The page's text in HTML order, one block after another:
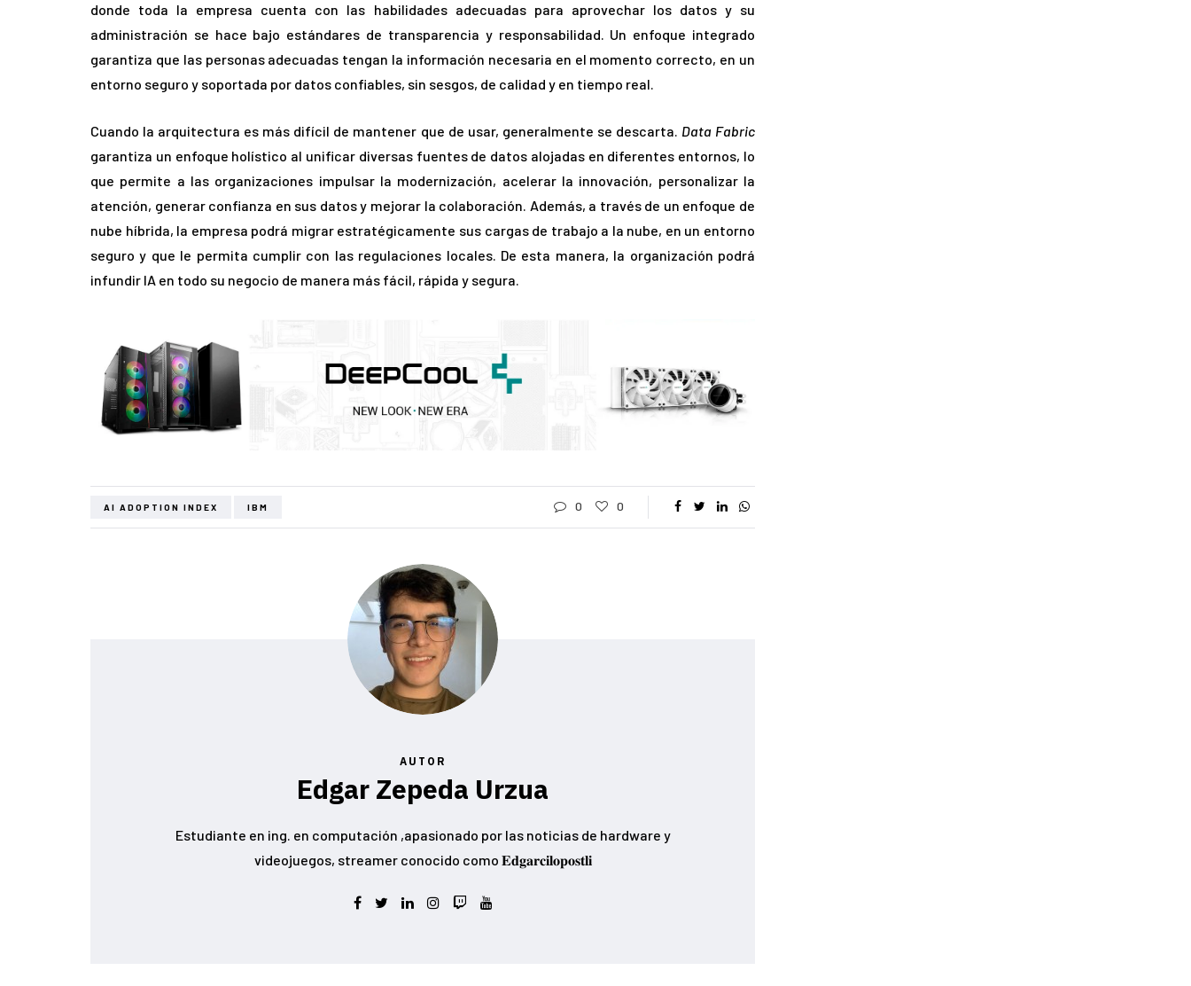
donde toda la empresa cuenta con las habilidades adecuadas para aprovechar los datos y su
administración se hace bajo estándares de transparencia y responsabilidad. Un enfoque integrado
garantiza que las personas adecuadas tengan la información necesaria en el momento correcto, en un
entorno seguro y soportada por datos confiables, sin sesgos, de calidad y en tiempo real.
Cuando la arquitectura es más difícil de mantener que de usar, generalmente se descarta. Data Fabric
garantiza un enfoque holístico al unificar diversas fuentes de datos alojadas en diferentes entornos, lo
que permite a las organizaciones impulsar la modernización, acelerar la innovación, personalizar la
atención, generar confianza en sus datos y mejorar la colaboración. Además, a través de un enfoque de
nube híbrida, la empresa podrá migrar estratégicamente sus cargas de trabajo a la nube, en un entorno
seguro y que le permita cumplir con las regulaciones locales. De esta manera, la organización podrá
infundir IA en todo su negocio de manera más fácil, rápida y segura.
AI ADOPTION INDEX IBM 0 0
AUTOR
Edgar Zepeda Urzua
Estudiante en ing. en computación ,apasionado por las noticias de hardware y
videojuegos, streamer conocido como 𝐄𝐝𝐠𝐚𝐫𝐜𝐢𝐥𝐨𝐩𝐨𝐬𝐭𝐥𝐢